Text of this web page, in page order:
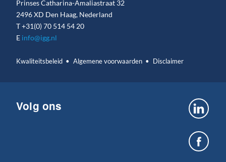
Prinses Catharina-Amaliastraat 32
2496 XD Den Haag, Nederland
T+31(0) 70 514 54 20
E info@igg.nl
Kwaliteitsbeleid Algemene voorwaarden Disclaimer
Volg ons